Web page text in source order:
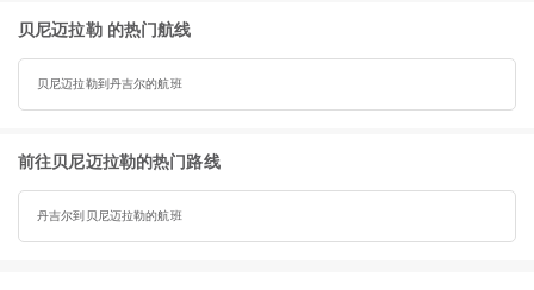
贝尼迈拉勒 的热门航线
贝尼迈拉勒到丹吉尔的航班
前往贝尼迈拉勒的热门路线
丹吉尔到贝尼迈拉勒的航班